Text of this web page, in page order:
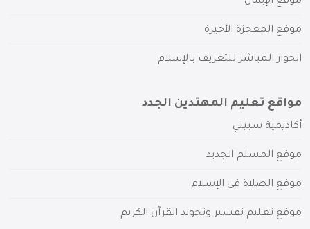
موقع المعجزة الأخيرة
الحوار المباشر للتعريف بالإسلام
مواقع تعليم المهتدين الجدد
أكاديمية سبيلي
موقع المسلم الجديد
موقع الصلاة في الإسلام
موقع تعليم تفسير وتجويد القرآن الكريم